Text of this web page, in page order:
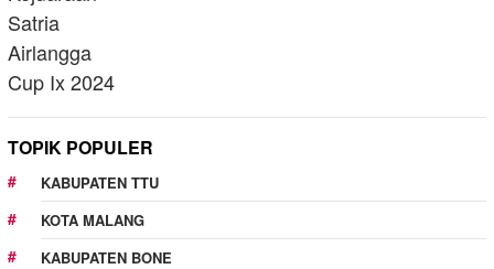
TOPIK POPULER
KABUPATEN TTU
KOTA MALANG
KABUPATEN BONE